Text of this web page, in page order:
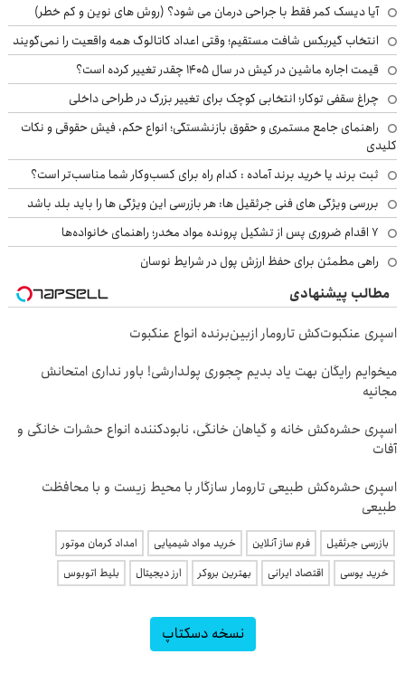
آیا دیسک کمر فقط با جراحی درمان می شود؟ (روش های نوین و کم خطر)
انتخاب گیربکس شافت مستقیم؛ وقتی اعداد کاتالوگ همه واقعیت را نمی‌گویند
قیمت اجاره ماشین در کیش در سال ۱۴۰۵ چقدر تغییر کرده است؟
چراغ سقفی توکار؛ انتخابی کوچک برای تغییر بزرگ در طراحی داخلی
راهنمای جامع مستمری و حقوق بازنشستگی؛ انواع حکم، فیش حقوقی و نکات
کلیدی
ثبت برند یا خرید برند آماده : کدام راه برای کسب‌وکار شما مناسب‌تر است؟
بررسی ویژگی های فنی جرثقیل ها: هر بازرسی این ویژگی ها را باید بلد باشد
۷ اقدام ضروری پس از تشکیل پرونده مواد مخدر؛ راهنمای خانواده‌ها
راهی مطمئن برای حفظ ارزش پول در شرایط نوسان
مطالب پیشنهادی
اسپری عنکبوت‌‌کش تارومار ازبین‌برنده انواع عنکبوت
میخوایم رایگان بهت یاد بدیم چجوری پولدارشی! باور نداری امتحانش
مجانیه
اسپری حشره‌کش خانه و گیاهان خانگی، نابودکننده انواع حشرات خانگی و
آفات
اسپری حشره‌کش طبیعی تارومار سازگار با محیط زیست و با محافظت
طبیعی
بازرسی جرثقیل فرم ساز آنلاین خرید مواد شیمیایی
امداد کرمان موتور
خرید یوسی
اقتصاد ایرانی بهترین بروکر ارز دیجیتال بلیط اتوبوس
نسخه دسکتاپ